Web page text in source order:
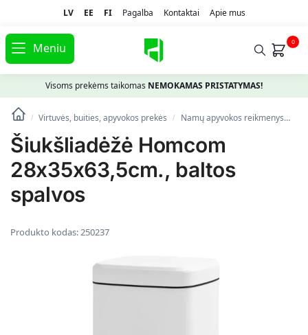
LV EE FI Pagalba Kontaktai Apie mus
Meniu 0
Visoms prekėms taikomas NEMOKAMAS PRISTATYMAS!
/ Virtuvės, buities, apyvokos prekės / Namų apyvokos reikmenys
Šiukšliadėžė Homcom
28x35x63,5cm., baltos
spalvos
Produkto kodas:250237